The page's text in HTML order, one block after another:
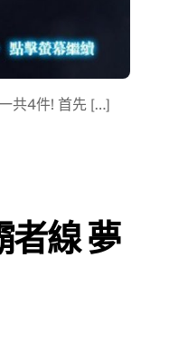
共4件! 首先 […]
者線 夢